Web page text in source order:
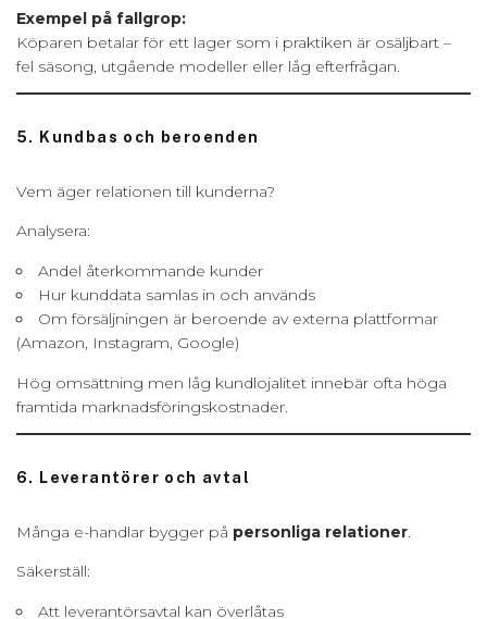
Exempel på fallgrop:
Köparen betalar för ett lager som i praktiken är osäljbart –
fel säsong, utgående modeller eller låg efterfrågan.
5. Kundbas och beroenden
Vem äger relationen till kunderna?
Analysera:
Andel återkommande kunder
Hur kunddata samlas in och används
Om försäljningen är beroende av externa plattformar
(Amazon, Instagram, Google)
Hög omsättning men låg kundlojalitet innebär ofta höga
framtida marknadsföringskostnader.
6. Leverantörer och avtal
Många e-handlar bygger på personliga relationer.
Säkerställ:
Att leverantörsavtal kan överlåtas